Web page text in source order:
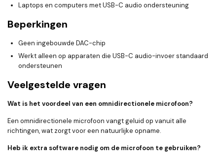
Laptops en computers met USB-C audio ondersteuning
Beperkingen
Geen ingebouwde DAC-chip
Werkt alleen op apparaten die USB-C audio-invoer standaard
ondersteunen
Veelgestelde vragen
Wat is het voordeel van een omnidirectionele microfoon?
Een omnidirectionele microfoon vangt geluid op vanuit alle
richtingen, wat zorgt voor een natuurlijke opname.
Heb ik extra software nodig om de microfoon te gebruiken?